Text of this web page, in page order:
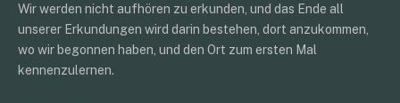
Wir werden nicht aufhören zu erkunden, und das Ende all
unserer Erkundungen wird darin bestehen, dort anzukommen,
wo wir begonnen haben, und den Ort zum ersten Mal
kennenzulernen.